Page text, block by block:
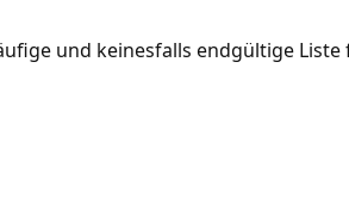
und keinesfalls endgültige